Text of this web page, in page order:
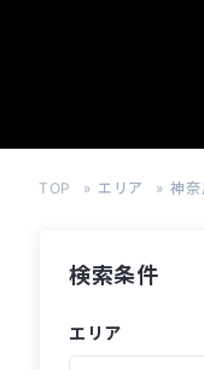
TOP エリア 神奈
検索条件
エリア